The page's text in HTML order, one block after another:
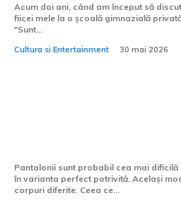
Acum doi ani, când am început să
fiicei mele la o școală gimnazială
"Sunt...
Cultura si Entertainment 30 mai 2026
Pantalonii sunt probabil cea mai
în varianta perfect potrivită. Același
corpuri diferite. Ceea ce...